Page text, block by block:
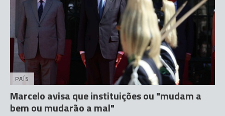
PAÍS
Marcelo avisa que instituições ou "mudam a
bem ou mudarão a mal"